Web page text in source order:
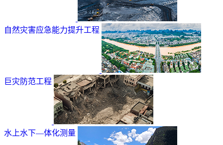
自然灾害应急能力提升工程
巨灾防范工程
水上水下—体化测量